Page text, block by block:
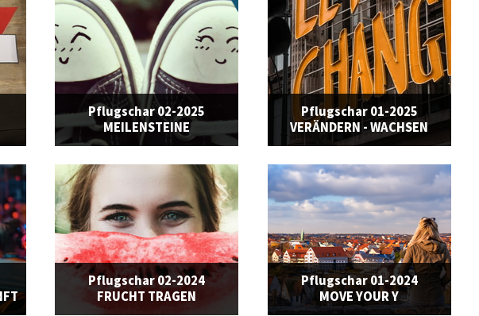
Pflugschar 02-2025
MEILENSTEINE
Pflugschar 01-2025
VERÄNDERN - WACHSEN
Pflugschar 02-2024
FRUCHT TRAGEN
Pflugschar 01-2024
MOVE YOUR Y